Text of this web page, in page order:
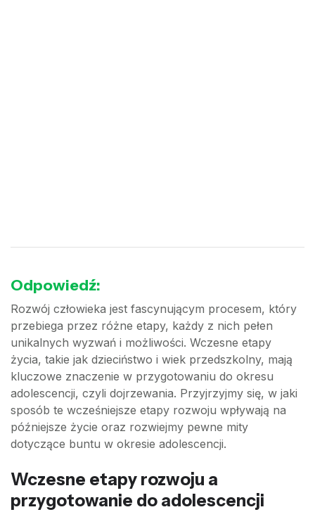
Odpowiedź:
Rozwój człowieka jest fascynującym procesem, który
przebiega przez różne etapy, każdy z nich pełen
unikalnych wyzwań i możliwości. Wczesne etapy
życia, takie jak dzieciństwo i wiek przedszkolny, mają
kluczowe znaczenie w przygotowaniu do okresu
adolescencji, czyli dojrzewania. Przyjrzyjmy się, w jaki
sposób te wcześniejsze etapy rozwoju wpływają na
późniejsze życie oraz rozwiejmy pewne mity
dotyczące buntu w okresie adolescencji.
Wczesne etapy rozwoju a
przygotowanie do adolescencji